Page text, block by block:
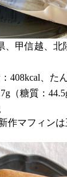
、甲信越、北
408kcal、た
（糖質：
作マフィンは